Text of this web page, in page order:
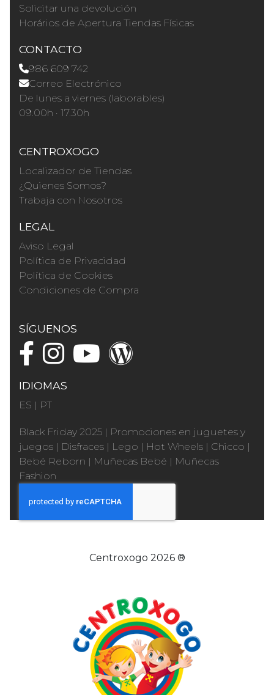
Solicitar una devolución
Horários de Apertura Tiendas Físicas
CONTACTO
986 609 742
Correo Electrónico
De lunes a viernes (laborables)
09.00h · 17.30h
CENTROXOGO
Localizador de Tiendas
¿Quienes Somos?
Trabaja con Nosotros
LEGAL
Aviso Legal
Política de Privacidad
Política de Cookies
Condiciones de Compra
SÍGUENOS
IDIOMAS
ES | PT
Black Friday 2025 | Promociones en juguetes y
juegos | Disfraces | Lego | Hot Wheels | Chicco |
Bebé Reborn | Muñecas Bebé | Muñecas
Fashion
Centroxogo 2026 ®